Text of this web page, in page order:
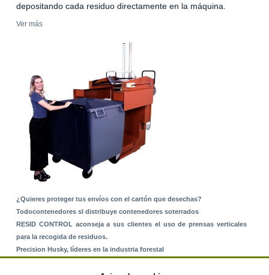
depositando cada residuo directamente en la máquina.
Ver más
¿Quieres proteger tus envíos con el cartón que desechas?
Todocontenedores sl distribuye contenedores soterrados
RESID CONTROL aconseja a sus clientes el uso de prensas verticales
para la recogida de residuos.
Precision Husky, líderes en la industria forestal